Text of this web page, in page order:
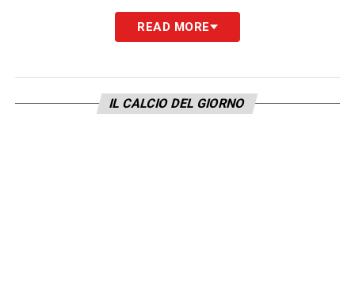
LA PLAYLIST DELLE NOSTRE TOP NEWS
READ MORE
IL CALCIO DEL GIORNO